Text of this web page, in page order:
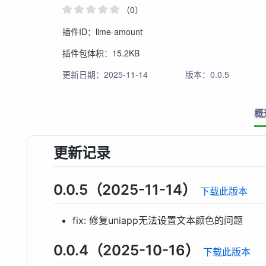
（0）
插件ID：lime-amount
插件包体积：15.2KB
更新日期：2025-11-14
版本：0.0.5
概
更新记录
0.0.5（2025-11-14） 下载此版本
fix: 修复uniapp无法设置文本颜色的问题
0.0.4（2025-10-16） 下载此版本